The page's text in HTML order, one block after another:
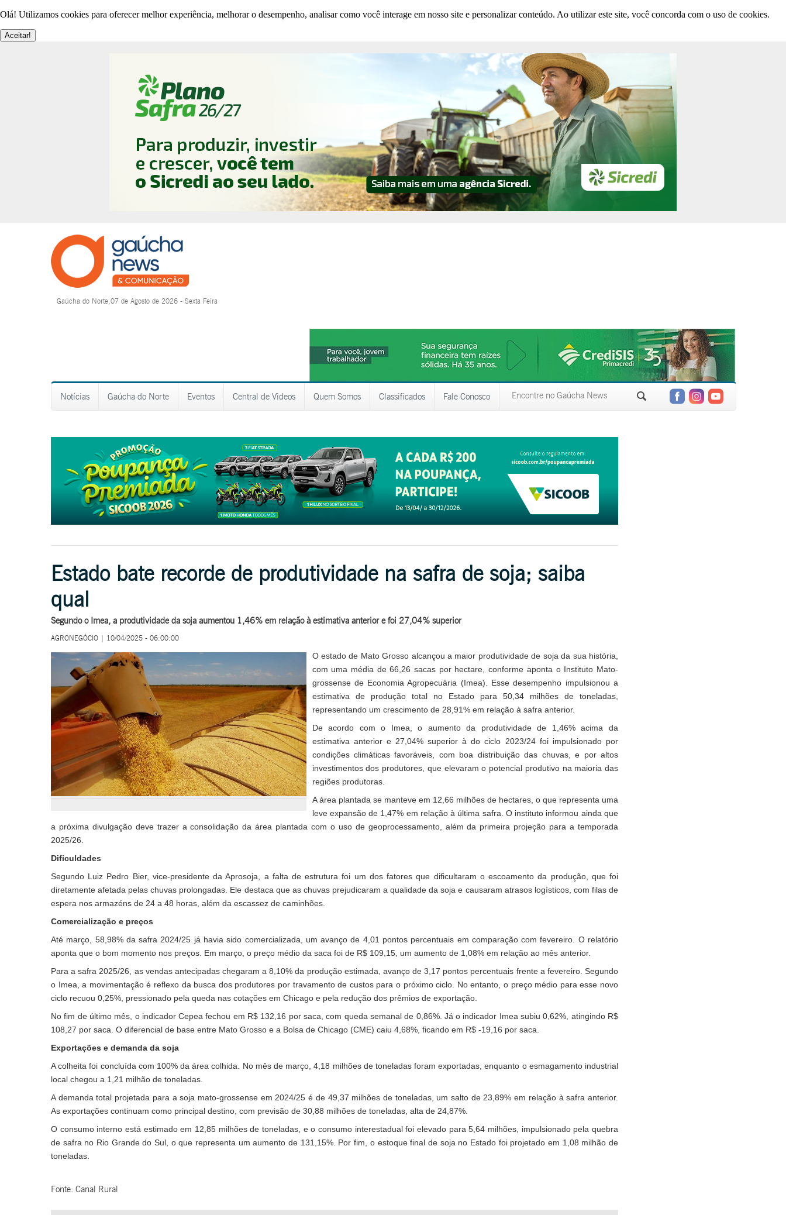
Olá! Utilizamos cookies para oferecer melhor experiência, melhorar o desempenho, analisar como você interage em nosso site e personalizar conteúdo. Ao utilizar este site, você concorda com o uso de cookies.
Aceitar!
Gaúcha do Norte,07 de Agosto de 2026 - Sexta Feira
Notícias Gaúcha do Norte Eventos Central de Videos Quem Somos Classificados Fale Conosco
Estado bate recorde de produtividade na safra de soja; saiba
qual
Segundo o Imea, a produtividade da soja aumentou 1,46% em relação à estimativa anterior e foi 27,04% superior
AGRONEGÓCIO | 10/04/2025 - 06:00:00
O estado de Mato Grosso alcançou a maior produtividade de soja da sua história,
com uma média de 66,26 sacas por hectare, conforme aponta o Instituto Mato-
grossense de Economia Agropecuária (Imea). Esse desempenho impulsionou a
estimativa de produção total no Estado para 50,34 milhões de toneladas,
representando um crescimento de 28,91% em relação à safra anterior.
De acordo com o Imea, o aumento da produtividade de 1,46% acima da
estimativa anterior e 27,04% superior à do ciclo 2023/24 foi impulsionado por
condições climáticas favoráveis, com boa distribuição das chuvas, e por altos
investimentos dos produtores, que elevaram o potencial produtivo na maioria das
regiões produtoras.
A área plantada se manteve em 12,66 milhões de hectares, o que representa uma
leve expansão de 1,47% em relação à última safra. O instituto informou ainda que
a próxima divulgação deve trazer a consolidação da área plantada com o uso de geoprocessamento, além da primeira projeção para a temporada
2025/26.
Dificuldades
Segundo Luiz Pedro Bier, vice-presidente da Aprosoja, a falta de estrutura foi um dos fatores que dificultaram o escoamento da produção, que foi
diretamente afetada pelas chuvas prolongadas. Ele destaca que as chuvas prejudicaram a qualidade da soja e causaram atrasos logísticos, com filas de
espera nos armazéns de 24 a 48 horas, além da escassez de caminhões.
Comercialização e preços
Até março, 58,98% da safra 2024/25 já havia sido comercializada, um avanço de 4,01 pontos percentuais em comparação com fevereiro. O relatório
aponta que o bom momento nos preços. Em março, o preço médio da saca foi de R$ 109,15, um aumento de 1,08% em relação ao mês anterior.
Para a safra 2025/26, as vendas antecipadas chegaram a 8,10% da produção estimada, avanço de 3,17 pontos percentuais frente a fevereiro. Segundo
o Imea, a movimentação é reflexo da busca dos produtores por travamento de custos para o próximo ciclo. No entanto, o preço médio para esse novo
ciclo recuou 0,25%, pressionado pela queda nas cotações em Chicago e pela redução dos prêmios de exportação.
No fim de último mês, o indicador Cepea fechou em R$ 132,16 por saca, com queda semanal de 0,86%. Já o indicador Imea subiu 0,62%, atingindo R$
108,27 por saca. O diferencial de base entre Mato Grosso e a Bolsa de Chicago (CME) caiu 4,68%, ficando em R$ -19,16 por saca.
Exportações e demanda da soja
A colheita foi concluída com 100% da área colhida. No mês de março, 4,18 milhões de toneladas foram exportadas, enquanto o esmagamento industrial
local chegou a 1,21 milhão de toneladas.
A demanda total projetada para a soja mato-grossense em 2024/25 é de 49,37 milhões de toneladas, um salto de 23,89% em relação à safra anterior.
As exportações continuam como principal destino, com previsão de 30,88 milhões de toneladas, alta de 24,87%.
O consumo interno está estimado em 12,85 milhões de toneladas, e o consumo interestadual foi elevado para 5,64 milhões, impulsionado pela quebra
de safra no Rio Grande do Sul, o que representa um aumento de 131,15%. Por fim, o estoque final de soja no Estado foi projetado em 1,08 milhão de
toneladas.
Fonte: Canal Rural